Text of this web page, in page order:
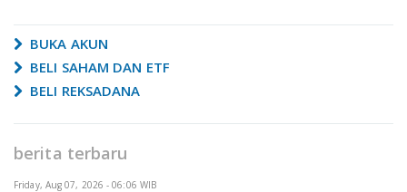
BUKA AKUN
BELI SAHAM DAN ETF
BELI REKSADANA
berita terbaru
Friday, Aug 07, 2026 - 06:06 WIB